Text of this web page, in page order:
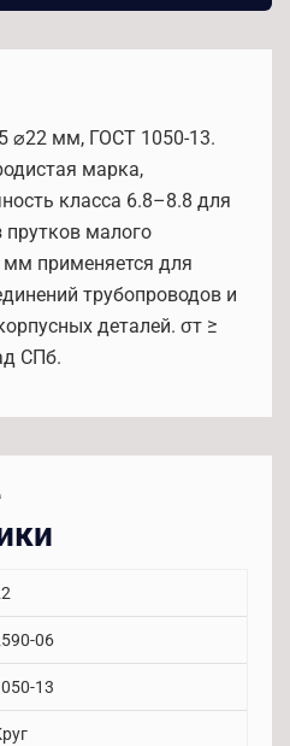
⌀22 мм, ГОСТ 1050-13.
марка,
класса 6.8–8.8 для
малого
применяется для
трубопроводов и
деталей. σт ≥
СПб.
06
13